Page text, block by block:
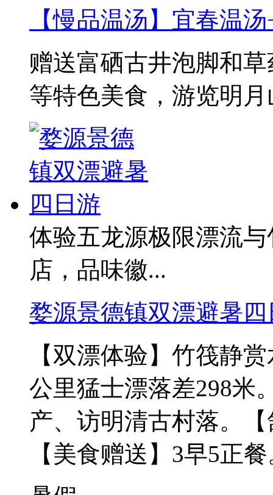
【慢品温汤】宜春温
赠送富硒古井泡脚和
等特色美食，游览明
体验五龙源极限漂流
店，品味徽...
婺源景德镇双漂避暑四
【双漂体验】竹筏静
公里猛士漂落差298米
产、访明清古村落。
【美食赠送】3早5正